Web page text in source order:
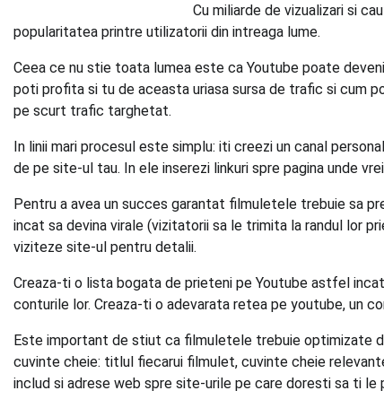
Cu miliarde de vizualizari si
popularitatea printre utilizatorii din intreaga lume.
Ceea ce nu stie toata lumea este ca Youtube poate
poti profita si tu de aceasta uriasa sursa de trafic si cum
pe scurt trafic targhetat.
In linii mari procesul este simplu: iti creezi un canal
de pe site-ul tau. In ele inserezi linkuri spre pagina unde
Pentru a avea un succes garantat filmuletele trebuie sa
incat sa devina virale (vizitatorii sa le trimita la randul lor
viziteze site-ul pentru detalii.
Creaza-ti o lista bogata de prieteni pe Youtube astfel
conturile lor. Creaza-ti o adevarata retea pe youtube, un
Este important de stiut ca filmuletele trebuie optimizate
cuvinte cheie: titlul fiecarui filmulet, cuvinte cheie
includ si adrese web spre site-urile pe care doresti sa ti le